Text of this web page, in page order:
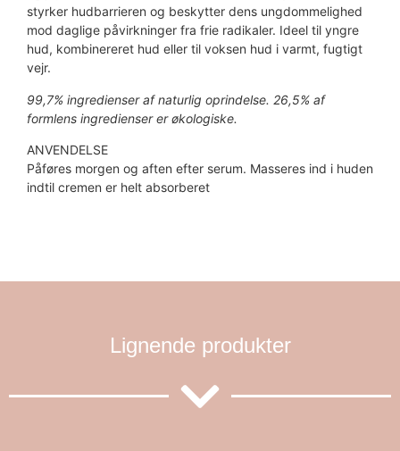
styrker hudbarrieren og beskytter dens ungdommelighed
mod daglige påvirkninger fra frie radikaler. Ideel til yngre
hud, kombinereret hud eller til voksen hud i varmt, fugtigt
vejr.
99,7% ingredienser af naturlig oprindelse. 26,5% af
formlens ingredienser er økologiske.
ANVENDELSE
Påføres morgen og aften efter serum. Masseres ind i huden
indtil cremen er helt absorberet
Lignende produkter